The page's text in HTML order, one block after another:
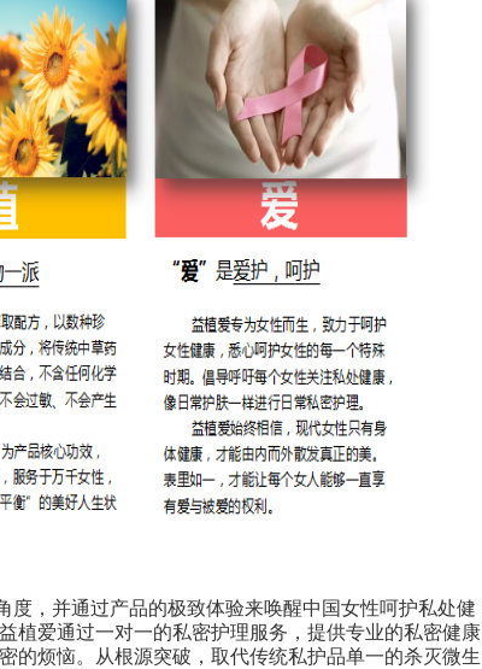
，并通过产品的极致体验来唤醒中国女性呵护私处健
植爱通过一对一的私密护理服务，提供专业的私密健康
的烦恼。从根源突破，取代传统私护品单一的杀灭微生